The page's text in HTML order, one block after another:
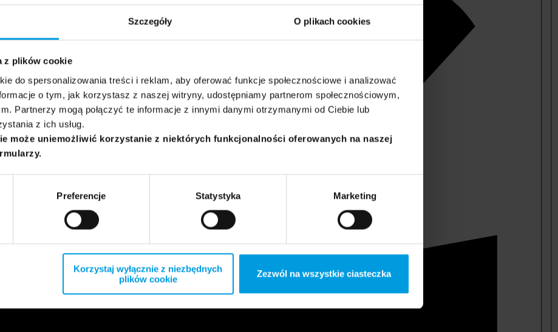
Szczegóły O plikach cookies
z plików cookie
do spersonalizowania treści i reklam, aby oferować funkcje społecznościowe i analizować
o tym, jak korzystasz z naszej witryny, udostępniamy partnerom społecznościowym,
Partnerzy mogą połączyć te informacje z innymi danymi otrzymanymi od Ciebie lub
z ich usług.
może uniemożliwić korzystanie z niektórych funkcjonalności oferowanych na naszej
Preferencje Statystyka Marketing
Korzystaj wyłącznie z niezbędnych
plików cookie
Zezwól na wszystkie ciasteczka